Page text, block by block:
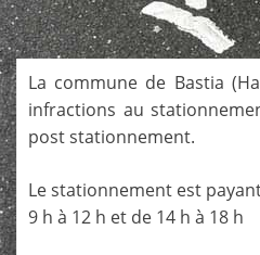
La commune de Bastia (
infractions au
post stationnement.
Le stationnement est
9 h à 12 h et de 14 h à 18 h